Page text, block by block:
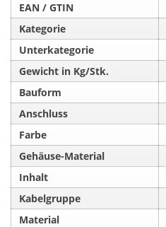
EAN / GTIN
Kategorie
Unterkategorie
Gewicht in Kg/Stk.
Bauform
Anschluss
Farbe
Gehäuse-Material
Inhalt
Kabelgruppe
Material